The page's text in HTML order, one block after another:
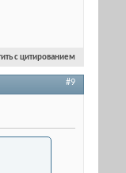
с цитированием
#9